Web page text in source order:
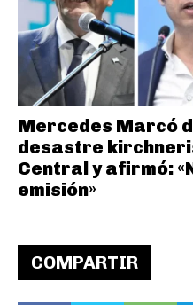
COMPARTIR
Mercedes Marcó
desastre
Central y afirmó:
emisión»